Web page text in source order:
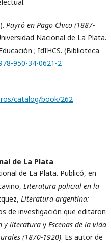
Payró en Pago Chico (1887-
Nacional de La Plata.
; IdIHCS. (Biblioteca
950-34-0621-2
catalog/book/262
de La Plata
de La Plata. Publicó, en
Literatura policial en la
Literatura argentina:
de investigación que editaron
y literatura y Escenas de la vida
(1870-1920). Es autor de